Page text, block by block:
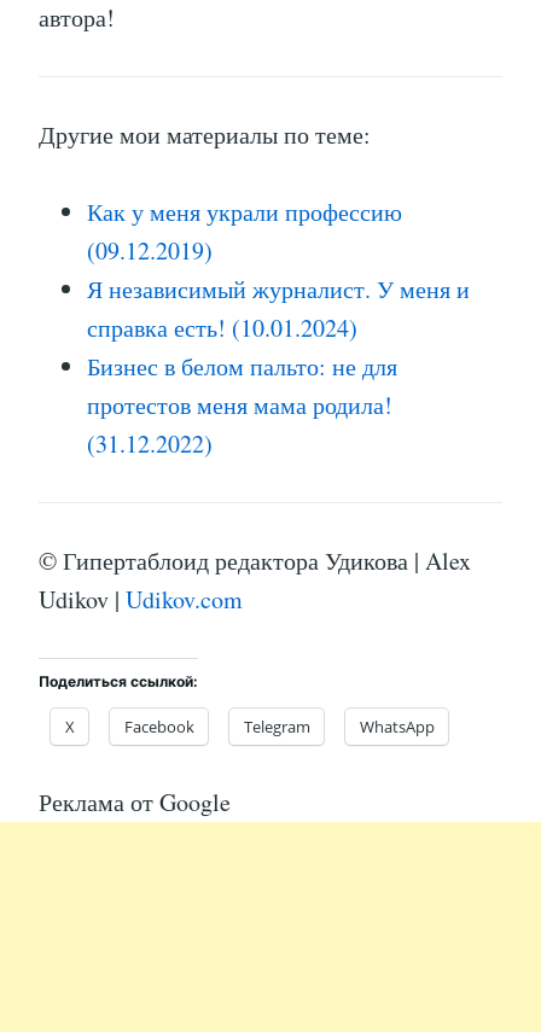
автора!
Другие мои материалы по теме:
Как у меня украли профессию
(09.12.2019)
Я независимый журналист. У меня и
справка есть! (10.01.2024)
Бизнес в белом пальто: не для
протестов меня мама родила!
(31.12.2022)
© Гипертаблоид редактора Удикова | Alex
Udikov | Udikov.com
Поделиться ссылкой:
X Facebook Telegram WhatsApp
Реклама от Google